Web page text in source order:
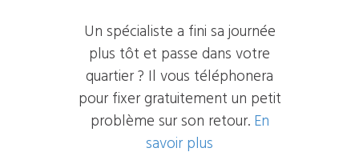
Un spécialiste a fini sa journée
plus tôt et passe dans votre
quartier ? Il vous téléphonera
pour fixer gratuitement un petit
problème sur son retour. En
savoir plus